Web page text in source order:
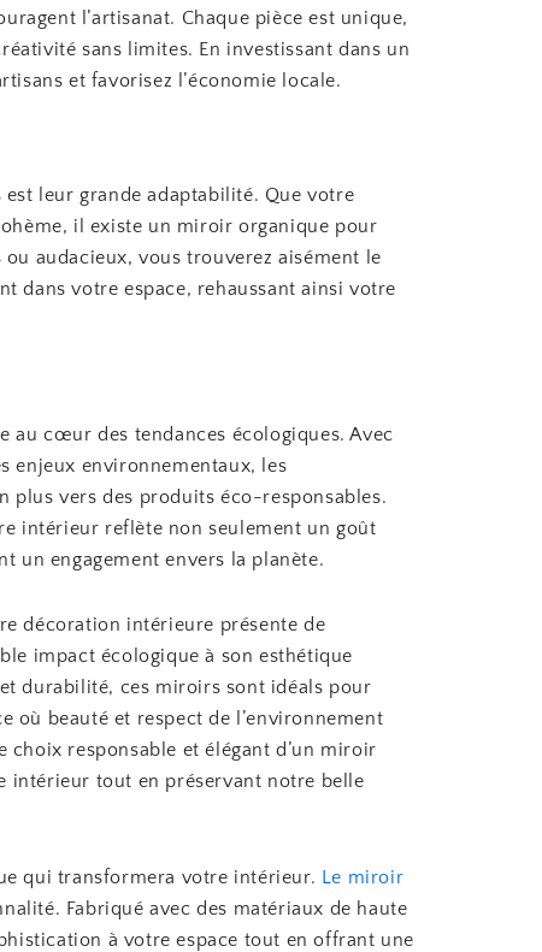
l’artisanat. Chaque pièce est unique,
sans limites. En investissant dans un
et favorisez l’économie locale.
leur grande adaptabilité. Que votre
il existe un miroir organique pour
audacieux, vous trouverez aisément le
dans votre espace, rehaussant ainsi votre
au cœur des tendances écologiques. Avec
enjeux environnementaux, les
plus vers des produits éco-responsables.
intérieur reflète non seulement un goût
un engagement envers la planète.
décoration intérieure présente de
impact écologique à son esthétique
durabilité, ces miroirs sont idéals pour
où beauté et respect de l’environnement
responsable et élégant d’un miroir
intérieur tout en préservant notre belle
qui transformera votre intérieur. Le miroir
Fabriqué avec des matériaux de haute
à votre espace tout en offrant une